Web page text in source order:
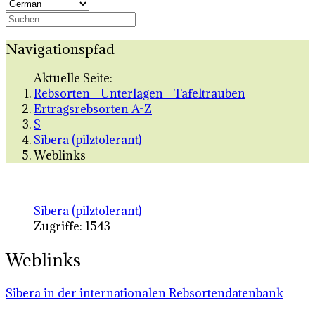
Navigationspfad
Aktuelle Seite:
Rebsorten - Unterlagen - Tafeltrauben
Ertragsrebsorten A-Z
S
Sibera (pilztolerant)
Weblinks
Sibera (pilztolerant)
Zugriffe: 1543
Weblinks
Sibera in der internationalen Rebsortendatenbank